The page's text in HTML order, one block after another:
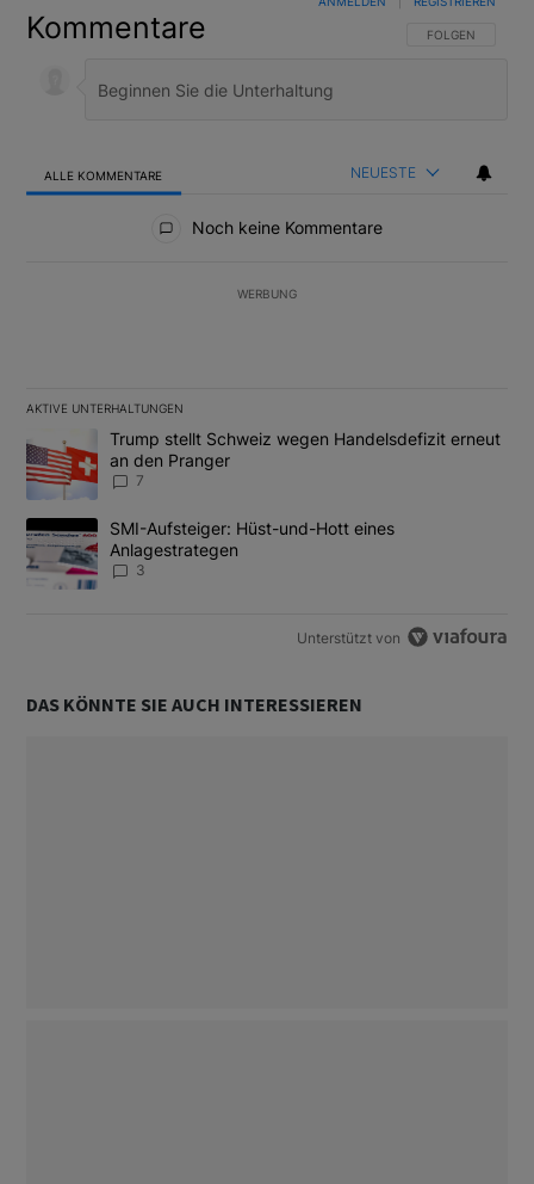
Kommentare FOLGE DIESER
FOLGEN
ALLE KOMMENTARE NEUESTE
Noch keine Kommentare
WERBUNG
AKTIVE UNTERHALTUNGEN
Das Folgende ist eine Liste der am meisten kommentierten
Ein Trendartikel mit dem Titel "Trump stellt Schweiz wegen
Trump stellt Schweiz wegen Handelsdefizit erneut
an den Pranger
7
Ein Trendartikel mit dem Titel "SMI-Aufsteiger: Hüst-und-Hott
SMI-Aufsteiger: Hüst-und-Hott eines
Anlagestrategen
3
Unterstützt von
DAS KÖNNTE SIE AUCH INTERESSIEREN